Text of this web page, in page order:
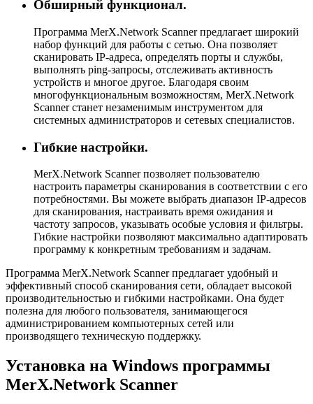
Обширный функционал.
Программа MerX.Network Scanner предлагает широкий
набор функций для работы с сетью. Она позволяет
сканировать IP-адреса, определять порты и службы,
выполнять ping-запросы, отслеживать активность
устройств и многое другое. Благодаря своим
многофункциональным возможностям, MerX.Network
Scanner станет незаменимым инструментом для
системных администраторов и сетевых специалистов.
Гибкие настройки.
MerX.Network Scanner позволяет пользователю
настроить параметры сканирования в соответствии с его
потребностями. Вы можете выбрать диапазон IP-адресов
для сканирования, настраивать время ожидания и
частоту запросов, указывать особые условия и фильтры.
Гибкие настройки позволяют максимально адаптировать
программу к конкретным требованиям и задачам.
Программа MerX.Network Scanner предлагает удобный и
эффективный способ сканирования сети, обладает высокой
производительностью и гибкими настройками. Она будет
полезна для любого пользователя, занимающегося
администрированием компьютерных сетей или
производящего техническую поддержку.
Установка на Windows программы
MerX.Network Scanner